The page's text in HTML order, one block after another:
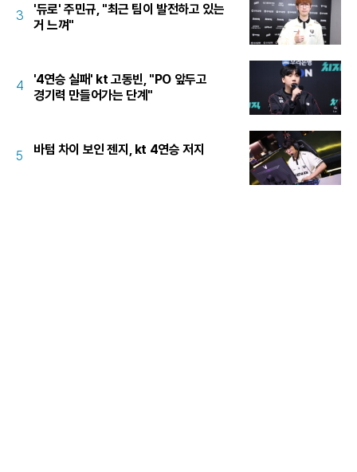
3
'듀로' 주민규, "최근 팀이 발전하고 있는
거 느껴"
4
'4연승 실패' kt 고동빈, "PO 앞두고
경기력 만들어가는 단계"
5 바텀 차이 보인 젠지, kt 4연승 저지